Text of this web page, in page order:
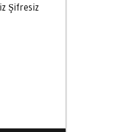
Şifresiz